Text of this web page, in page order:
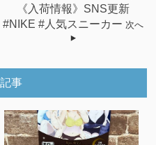
《入荷情報》SNS更新
#NIKE #人気スニーカー 次へ
事